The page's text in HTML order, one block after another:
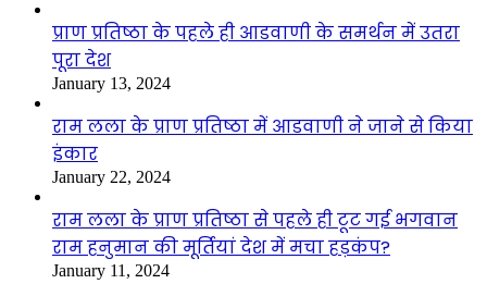
प्राण प्रतिष्ठा के पहले ही आडवाणी के समर्थन में उतरा
पूरा देश
January 13, 2024
राम लला के प्राण प्रतिष्ठा में आडवाणी ने जाने से किया
इंकार
January 22, 2024
राम लला के प्राण प्रतिष्ठा से पहले ही टूट गई भगवान
राम हनुमान की मूर्तियां देश में मचा हड़कंप?
January 11, 2024